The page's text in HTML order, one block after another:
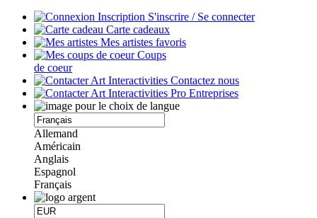
S'inscrire / Se connecter
Carte cadeaux
Mes artistes favoris
Coups
de coeur
Contactez nous
Entreprises
Allemand
Américain
Anglais
Espagnol
Français